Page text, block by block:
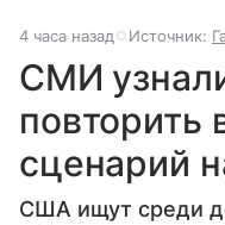
4 часа назад Источник:
СМИ
повторить
сценарий
США ищут среди